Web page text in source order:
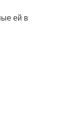
ей в